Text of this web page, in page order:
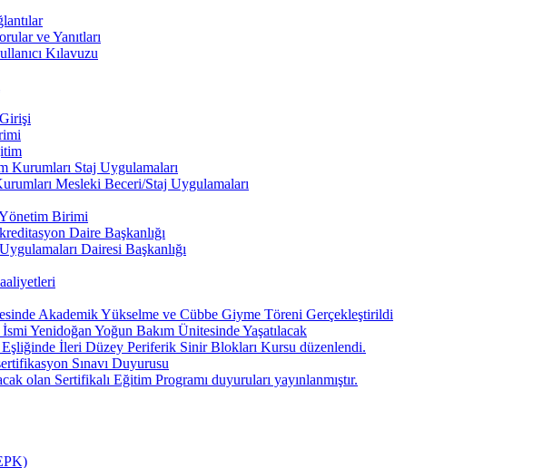
ve Yanıtları
Kılavuzu
Kurumları Staj Uygulamaları
Mesleki Beceri/Staj Uygulamaları
Birimi
Daire Başkanlığı
Dairesi Başkanlığı
Akademik Yükselme ve Cübbe Giyme Töreni Gerçekleştirildi
Yenidoğan Yoğun Bakım Ünitesinde Yaşatılacak
İleri Düzey Periferik Sinir Blokları Kursu düzenlendi.
Sınavı Duyurusu
olan Sertifikalı Eğitim Programı duyuruları yayınlanmıştır.